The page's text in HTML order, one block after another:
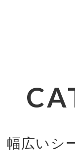
幅広いシ